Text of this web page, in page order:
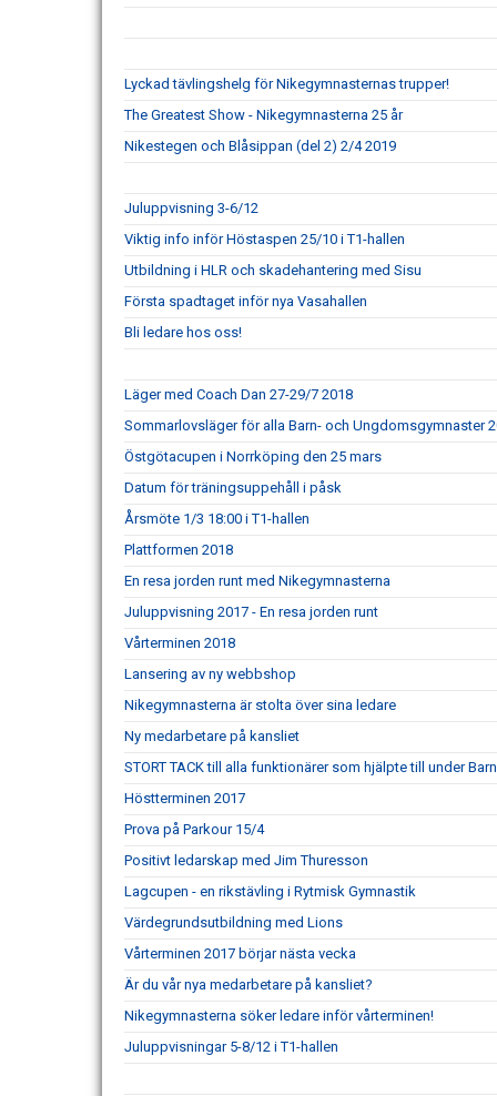
Lyckad tävlingshelg för Nikegymnasternas trupper!
The Greatest Show - Nikegymnasterna 25 år
Nikestegen och Blåsippan (del 2) 2/4 2019
Juluppvisning 3-6/12
Viktig info inför Höstaspen 25/10 i T1-hallen
Utbildning i HLR och skadehantering med Sisu
Första spadtaget inför nya Vasahallen
Bli ledare hos oss!
Läger med Coach Dan 27-29/7 2018
Sommarlovsläger för alla Barn- och Ungdomsgymnaster
Östgötacupen i Norrköping den 25 mars
Datum för träningsuppehåll i påsk
Årsmöte 1/3 18:00 i T1-hallen
Plattformen 2018
En resa jorden runt med Nikegymnasterna
Juluppvisning 2017 - En resa jorden runt
Vårterminen 2018
Lansering av ny webbshop
Nikegymnasterna är stolta över sina ledare
Ny medarbetare på kansliet
STORT TACK till alla funktionärer som hjälpte till under
Höstterminen 2017
Prova på Parkour 15/4
Positivt ledarskap med Jim Thuresson
Lagcupen - en rikstävling i Rytmisk Gymnastik
Värdegrundsutbildning med Lions
Vårterminen 2017 börjar nästa vecka
Är du vår nya medarbetare på kansliet?
Nikegymnasterna söker ledare inför vårterminen!
Juluppvisningar 5-8/12 i T1-hallen